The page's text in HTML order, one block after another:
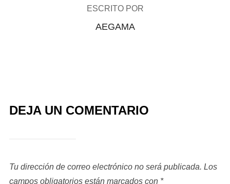
ESCRITO POR
AEGAMA
DEJA UN COMENTARIO
Tu dirección de correo electrónico no será publicada. Los
campos obligatorios están marcados con *